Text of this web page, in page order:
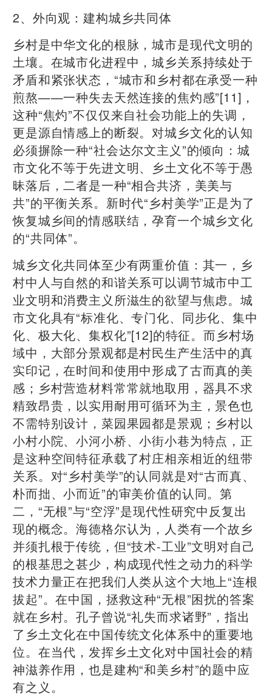
2、外向观：建构城乡共同体
乡村是中华文化的根脉，城市是现代文明的
土壤。在城市化进程中，城乡关系持续处于
矛盾和紧张状态，“城市和乡村都在承受一种
煎熬——一种失去天然连接的焦灼感”[11]，
这种“焦灼”不仅仅来自社会功能上的失调，
更是源自情感上的断裂。对城乡文化的认知
必须摒除一种“社会达尔文主义”的倾向：城
市文化不等于先进文明、乡土文化不等于愚
昧落后，二者是一种“相合共济，美美与
共”的平衡关系。新时代“乡村美学”正是为了
恢复城乡间的情感联结，孕育一个城乡文化
的“共同体”。
城乡文化共同体至少有两重价值：其一，乡
村中人与自然的和谐关系可以调节城市中工
业文明和消费主义所滋生的欲望与焦虑。城
市文化具有“标准化、专门化、同步化、集中
化、极大化、集权化”[12]的特征。而乡村场
域中，大部分景观都是村民生产生活中的真
实印记，在时间和使用中形成了古而真的美
感；乡村营造材料常常就地取用，器具不求
精致昂贵，以实用耐用可循环为主，景色也
不需特别设计，菜园果园都是景观；乡村以
小村小院、小河小桥、小街小巷为特点，正
是这种空间特征承载了村庄相亲相近的纽带
关系。对“乡村美学”的认同就是对“古而真、
朴而拙、小而近”的审美价值的认同。第
二，“无根”与“空浮”是现代性研究中反复出
现的概念。海德格尔认为，人类有一个故乡
并须扎根于传统，但“技术-工业”文明对自己
的根基思之甚少，构成现代性之动力的科学
技术力量正在把我们人类从这个大地上“连根
拔起”。在中国，拯救这种“无根”困扰的答案
就在乡村。孔子曾说“礼失而求诸野”，指出
了乡土文化在中国传统文化体系中的重要地
位。在当代，发挥乡土文化对中国社会的精
神滋养作用，也是建构“和美乡村”的题中应
有之义。